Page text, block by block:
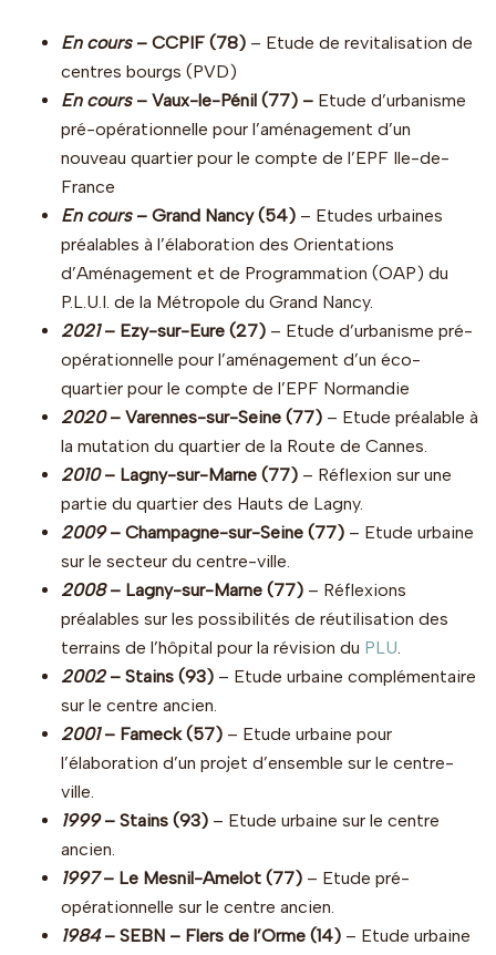
En cours– CCPIF (78) – Etude de revitalisation de
centres bourgs (PVD)
En cours– Vaux-le-Pénil (77) – Etude d’urbanisme
pré-opérationnelle pour l’aménagement d’un
nouveau quartier pour le compte de l’EPF Ile-de-
France
En cours– Grand Nancy (54) – Etudes urbaines
préalables à l’élaboration des Orientations
d’Aménagement et de Programmation (OAP) du
P.L.U.I. de la Métropole du Grand Nancy.
2021– Ezy-sur-Eure (27) – Etude d’urbanisme pré-
opérationnelle pour l’aménagement d’un éco-
quartier pour le compte de l’EPF Normandie
2020– Varennes-sur-Seine (77) – Etude préalable à
la mutation du quartier de la Route de Cannes.
2010– Lagny-sur-Marne (77) – Réflexion sur une
partie du quartier des Hauts de Lagny.
2009– Champagne-sur-Seine (77) – Etude urbaine
sur le secteur du centre-ville.
2008– Lagny-sur-Marne (77) – Réflexions
préalables sur les possibilités de réutilisation des
terrains de l’hôpital pour la révision du PLU.
2002– Stains (93) – Etude urbaine complémentaire
sur le centre ancien.
2001– Fameck (57) – Etude urbaine pour
l’élaboration d’un projet d’ensemble sur le centre-
ville.
1999– Stains (93) – Etude urbaine sur le centre
ancien.
1997– Le Mesnil-Amelot (77) – Etude pré-
opérationnelle sur le centre ancien.
1984– SEBN – Flers de l’Orme (14) – Etude urbaine